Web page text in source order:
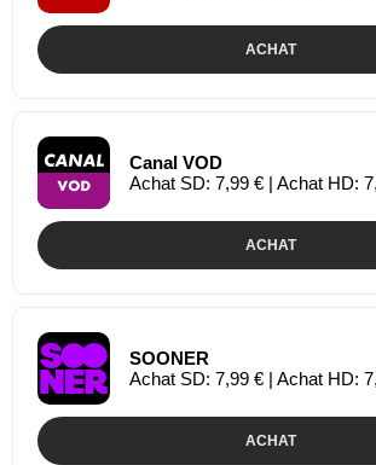
ACHAT
Canal VOD
Achat SD: 7,99 € | Achat HD:
ACHAT
SOONER
Achat SD: 7,99 € | Achat HD:
ACHAT